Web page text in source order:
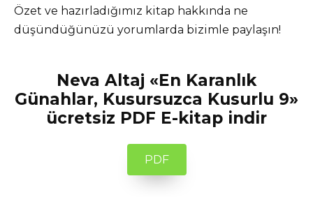
Özet ve hazırladığımız kitap hakkında ne
düşündüğünüzü yorumlarda bizimle paylaşın!
Neva Altaj «En Karanlık
Günahlar, Kusursuzca Kusurlu 9»
ücretsiz PDF E-kitap indir
PDF